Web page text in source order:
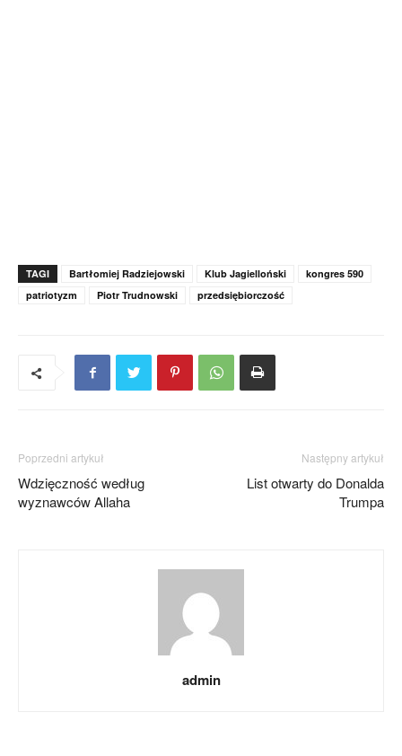
TAGI Bartłomiej Radziejowski Klub Jagielloński
kongres 590
patriotyzm
Piotr Trudnowski przedsiębiorczość
Poprzedni artykuł
Wdzięczność według
wyznawców Allaha
Następny artykuł
List otwarty do Donalda
Trumpa
admin